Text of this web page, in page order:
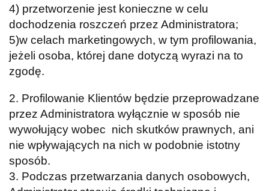
4) przetworzenie jest konieczne w celu
dochodzenia roszczeń przez Administratora;
5)w celach marketingowych, w tym profilowania,
jeżeli osoba, której dane dotyczą wyrazi na to
zgodę.
2. Profilowanie Klientów będzie przeprowadzane
przez Administratora wyłącznie w sposób nie
wywołujący wobec nich skutków prawnych, ani
nie wpływających na nich w podobnie istotny
sposób.
3. Podczas przetwarzania danych osobowych,